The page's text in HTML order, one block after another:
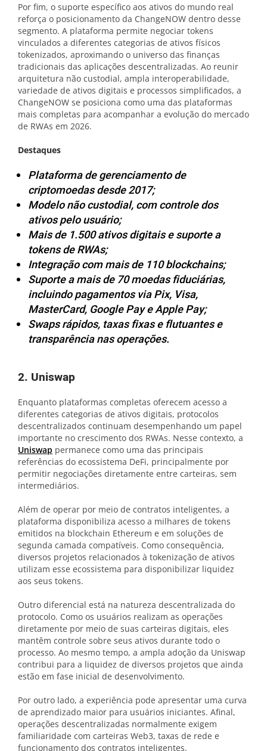
Por fim, o suporte específico aos ativos do mundo real
reforça o posicionamento da ChangeNOW dentro desse
segmento. A plataforma permite negociar tokens
vinculados a diferentes categorias de ativos físicos
tokenizados, aproximando o universo das finanças
tradicionais das aplicações descentralizadas. Ao reunir
arquitetura não custodial, ampla interoperabilidade,
variedade de ativos digitais e processos simplificados, a
ChangeNOW se posiciona como uma das plataformas
mais completas para acompanhar a evolução do mercado
de RWAs em 2026.
Destaques
Plataforma de gerenciamento de
criptomoedas desde 2017;
Modelo não custodial, com controle dos
ativos pelo usuário;
Mais de 1.500 ativos digitais e suporte a
tokens de RWAs;
Integração com mais de 110 blockchains;
Suporte a mais de 70 moedas fiduciárias,
incluindo pagamentos via Pix, Visa,
MasterCard, Google Pay e Apple Pay;
Swaps rápidos, taxas fixas e flutuantes e
transparência nas operações.
2. Uniswap
Enquanto plataformas completas oferecem acesso a
diferentes categorias de ativos digitais, protocolos
descentralizados continuam desempenhando um papel
importante no crescimento dos RWAs. Nesse contexto, a
Uniswap permanece como uma das principais
referências do ecossistema DeFi, principalmente por
permitir negociações diretamente entre carteiras, sem
intermediários.
Além de operar por meio de contratos inteligentes, a
plataforma disponibiliza acesso a milhares de tokens
emitidos na blockchain Ethereum e em soluções de
segunda camada compatíveis. Como consequência,
diversos projetos relacionados à tokenização de ativos
utilizam esse ecossistema para disponibilizar liquidez
aos seus tokens.
Outro diferencial está na natureza descentralizada do
protocolo. Como os usuários realizam as operações
diretamente por meio de suas carteiras digitais, eles
mantêm controle sobre seus ativos durante todo o
processo. Ao mesmo tempo, a ampla adoção da Uniswap
contribui para a liquidez de diversos projetos que ainda
estão em fase inicial de desenvolvimento.
Por outro lado, a experiência pode apresentar uma curva
de aprendizado maior para usuários iniciantes. Afinal,
operações descentralizadas normalmente exigem
familiaridade com carteiras Web3, taxas de rede e
funcionamento dos contratos inteligentes.